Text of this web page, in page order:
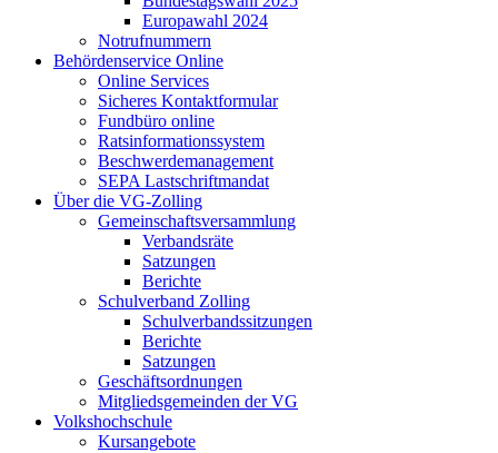
Europawahl 2024
Notrufnummern
Behördenservice Online
Online Services
Sicheres Kontaktformular
Fundbüro online
Ratsinformationssystem
Beschwerdemanagement
SEPA Lastschriftmandat
Über die VG-Zolling
Gemeinschaftsversammlung
Verbandsräte
Satzungen
Berichte
Schulverband Zolling
Schulverbandssitzungen
Berichte
Satzungen
Geschäftsordnungen
Mitgliedsgemeinden der VG
Volkshochschule
Kursangebote